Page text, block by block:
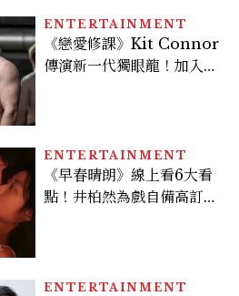
ENTERTAINMENT
《戀愛修課》Kit Connor
傳演新一代獨眼龍！加入新
ENTERTAINMENT
《早春晴朗》線上看6大看
點！井柏然為戲自備高訂，
ENTERTAINMENT